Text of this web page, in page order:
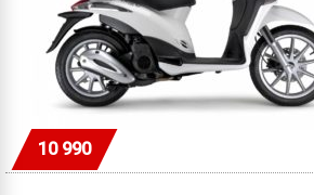
10 990